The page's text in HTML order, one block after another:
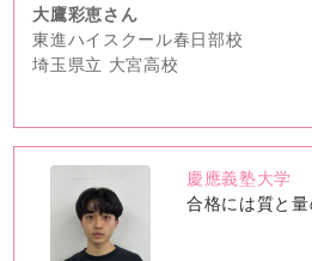
大鷹彩恵さん
東進ハイスクール春日部校
埼玉県立 大宮高校
no
image
慶應義塾大学
合格には質と